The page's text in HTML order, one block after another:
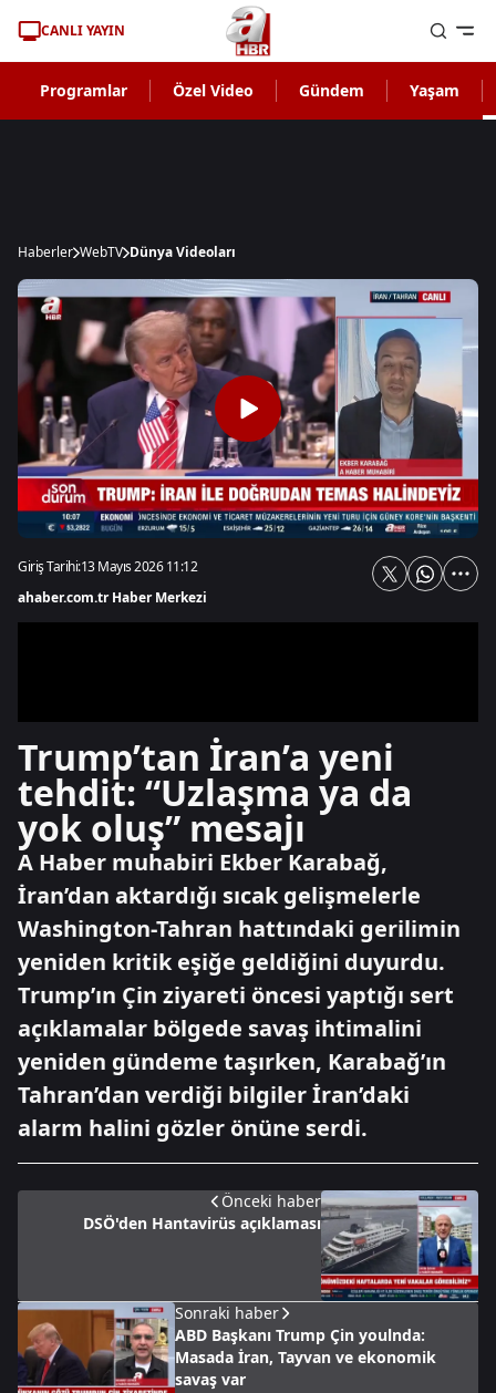
CANLI YAYIN
Programlar Özel Video Gündem Yaşam
Haberler WebTV Dünya Videoları
Giriş Tarihi:13 Mayıs 2026 11:12
ahaber.com.tr Haber Merkezi
Trump’tan İran’a yeni
tehdit: “Uzlaşma ya da
yok oluş” mesajı
A Haber muhabiri Ekber Karabağ,
İran’dan aktardığı sıcak gelişmelerle
Washington-Tahran hattındaki gerilimin
yeniden kritik eşiğe geldiğini duyurdu.
Trump’ın Çin ziyareti öncesi yaptığı sert
açıklamalar bölgede savaş ihtimalini
yeniden gündeme taşırken, Karabağ’ın
Tahran’dan verdiği bilgiler İran’daki
alarm halini gözler önüne serdi.
Önceki haber
DSÖ'den Hantavirüs açıklaması
Sonraki haber
ABD Başkanı Trump Çin youlnda:
Masada İran, Tayvan ve ekonomik
savaş var